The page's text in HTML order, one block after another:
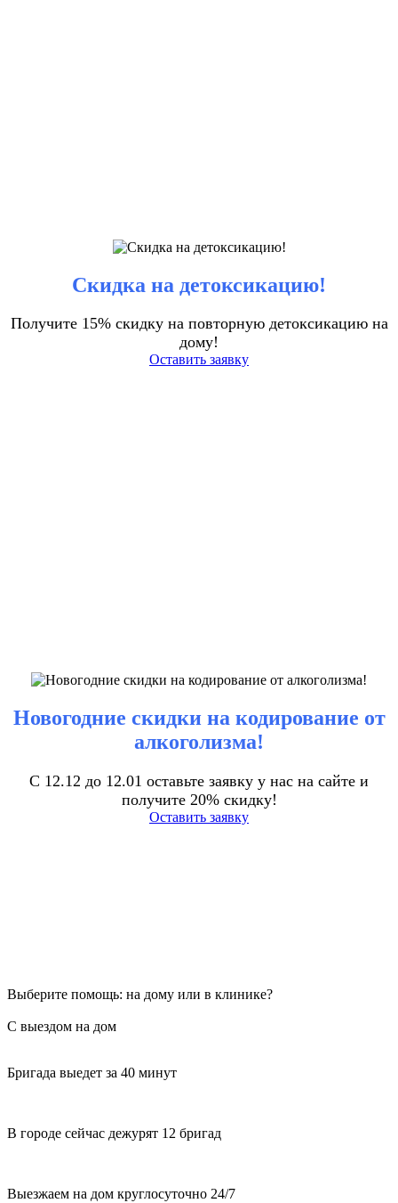
Скидка на детоксикацию!
Получите 15% скидку на повторную детоксикацию на
дому!
Оставить заявку
Новогодние скидки на кодирование от
алкоголизма!
С 12.12 до 12.01 оставьте заявку у нас на сайте и
получите 20% скидку!
Оставить заявку
Выберите помощь: на дому или в клинике?
С выездом на дом
Бригада выедет за 40 минут
В городе сейчас дежурят 12 бригад
Выезжаем на дом круглосуточно 24/7